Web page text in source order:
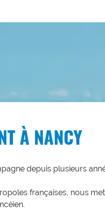
À NANCY
depuis plusieurs
françaises, nous